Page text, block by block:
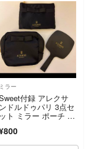
ミラー
付録 アレクサ
ンドルドゥパリ 3点セ
ット ミラー ポーチ 未